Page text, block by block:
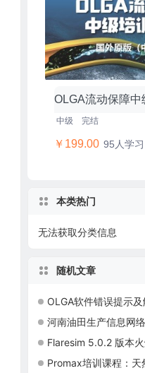
OLGA流动保障中
中级 完结
￥199.00 95人学习
本类热门
无法获取分类信息
随机文章
OLGA软件错误提示及解决
河南油田生产信息网络，
Flaresim 5.0.2 版本
Promax培训课程：天然气